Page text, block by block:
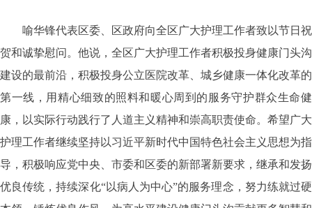
喻华锋代表区委、区政府向全区广大护理工作者致以节日祝
贺和诚挚慰问。他说，全区广大护理工作者积极投身健康门头沟
建设的最前沿，积极投身公立医院改革、城乡健康一体化改革的
第一线，用精心细致的照料和暖心周到的服务守护群众生命健
康，以实际行动践行了人道主义精神和崇高职责使命。希望广大
护理工作者继续坚持以习近平新时代中国特色社会主义思想为指
导，积极响应党中央、市委和区委的新部署新要求，继承和发扬
优良传统，持续深化“以病人为中心”的服务理念，努力练就过硬